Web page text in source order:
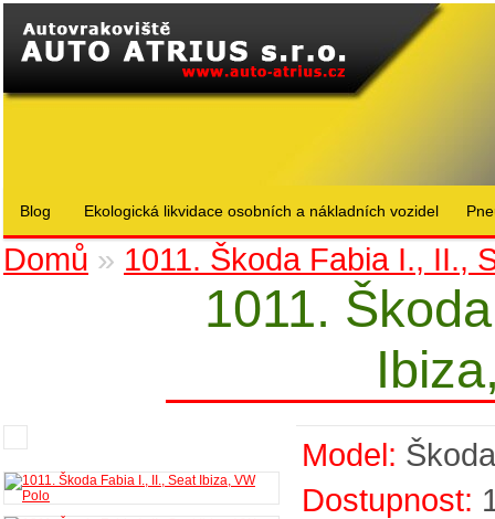
Blog Ekologická likvidace osobních a nákladních vozidel
Domů » 1011. Škoda Fabia I., II.,
1011.
Model: Škoda
Dostupnost: